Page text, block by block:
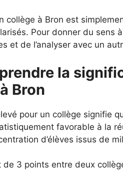
collège à Bron est
Pour donner du sens
et de l’analyser avec un
la
Bron
pour un collège signifie
favorable à la
d’élèves issus de
de 3 points entre deux